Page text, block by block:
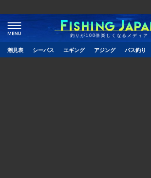
釣りが100倍楽しくなるメディア
潮見表 シーバス エギング アジング バス釣り